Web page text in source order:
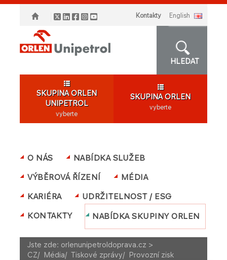
Kontakty english
HLEDAT
SKUPINA ORLEN
UNIPETROL
vyberte
SKUPINA ORLEN
vyberte
O NÁS
NABÍDKA SLUŽEB
VÝBĚROVÁ ŘÍZENÍ
MÉDIA
KARIÉRA
UDRŽITELNOST / ESG
KONTAKTY
NABÍDKA SKUPINY ORLEN
Jste zde: orlenunipetroldoprava.cz >
CZ/ Média/ Tiskové zprávy/ Provozní zisk